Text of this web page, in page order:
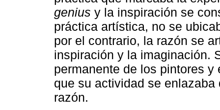
genius y la inspiración se
práctica artística, no se
por el contrario, la razón se
inspiración y la imaginación.
permanente de los pintores
que su actividad se
razón.